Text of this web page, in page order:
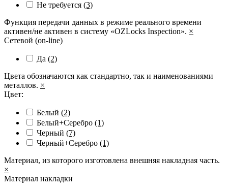
Не требуется (3)
Функция передачи данных в режиме реального времени
активен/не активен в систему «OZLocks Inspection». ×
Сетевой (on-line)
Да (2)
Цвета обозначаются как стандартно, так и наименованиями
металлов. ×
Цвет:
Белый (2)
Белый+Серебро (1)
Черный (7)
Черный+Серебро (1)
Материал, из которого изготовлена внешняя накладная часть.
×
Материал накладки